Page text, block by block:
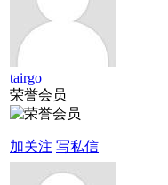
tairgo
荣誉会员
加关注 写私信